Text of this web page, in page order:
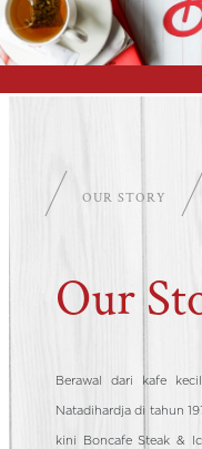
OUR STORY
Our
Berawal dari kafe
Natadihardja di tahun
kini Boncafe Steak &